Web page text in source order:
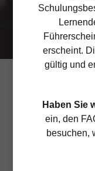
ERHALTEN SIE
erscheint.
gültig und
Haben Sie
ein, den
besuchen,